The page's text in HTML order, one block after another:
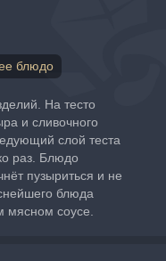
блюдо
На тесто
и сливочного
слой теста
раз. Блюдо
пузыриться и не
блюда
мясном соусе.